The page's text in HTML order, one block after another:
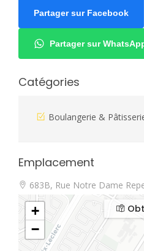
Partager sur Facebook
Partager sur
Catégories
Boulangerie &
Emplacement
683B, Rue Notre Dame
+
−